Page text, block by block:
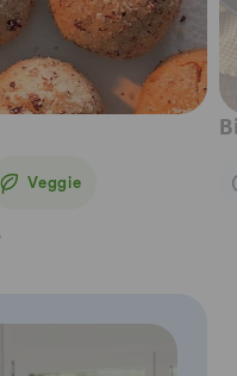
Veggie
Veggie